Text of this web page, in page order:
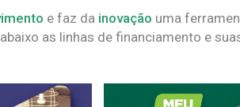
e faz da inovação uma
as linhas de financiamento e